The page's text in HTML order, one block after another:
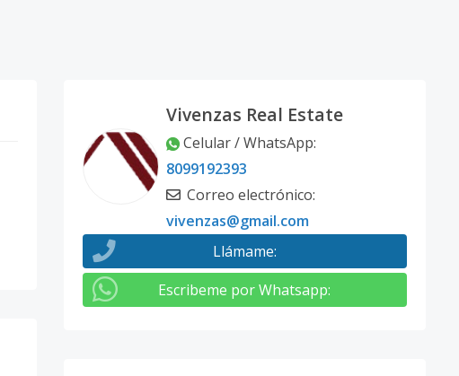
Vivenzas Real Estate
Celular / WhatsApp:
8099192393
Correo electrónico:
vivenzas@gmail.com
Llámame:
Escribeme por Whatsapp: